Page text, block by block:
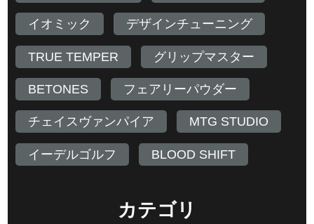
イオミック デザインチューニング
TRUE TEMPER グリップマスター
BETONES フェアリーパウダー
チェイスヴァンパイア MTG STUDIO
イーデルゴルフ BLOOD SHIFT
カテゴリ